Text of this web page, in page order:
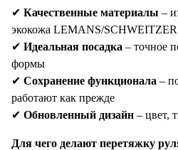
✔ Качественные материалы –
экокожа LEMANS/SCHWEITZER
✔ Идеальная посадка – точное
формы
✔ Сохранение функционала –
работают как прежде
✔ Обновленный дизайн – цвет,
Для чего делают перетяжку